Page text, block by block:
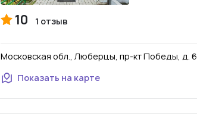
10 1 отзыв
Московская обл., Люберцы, пр-кт Победы, д. 6
Показать на карте